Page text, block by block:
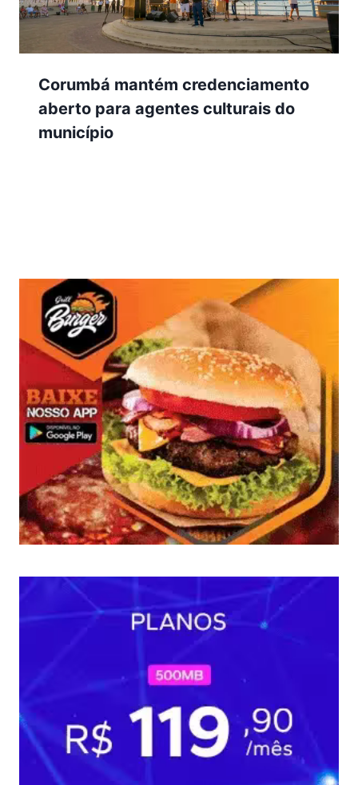
Corumbá mantém credenciamento
aberto para agentes culturais do
município